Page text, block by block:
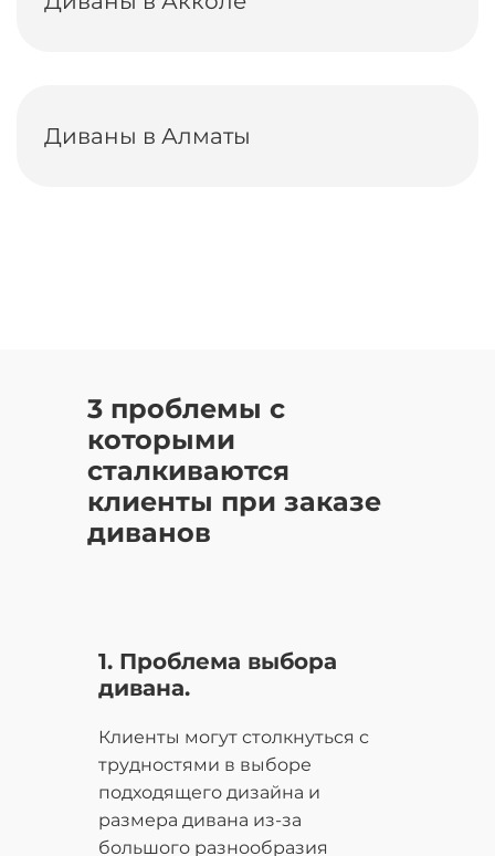
Диваны в Алматы
3 проблемы с
которыми
сталкиваются
клиенты при заказе
диванов
1. Проблема выбора
дивана.
Клиенты могут столкнуться с
трудностями в выборе
подходящего дизайна и
размера дивана из-за
большого разнообразия